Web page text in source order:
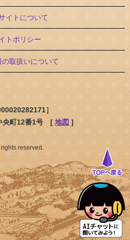
イトについて
トポリシー
の取扱いについて
］
央町12番1号 [ 地図 ]
reserved.